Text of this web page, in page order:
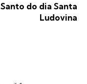
Santo do dia Santa
Ludovina